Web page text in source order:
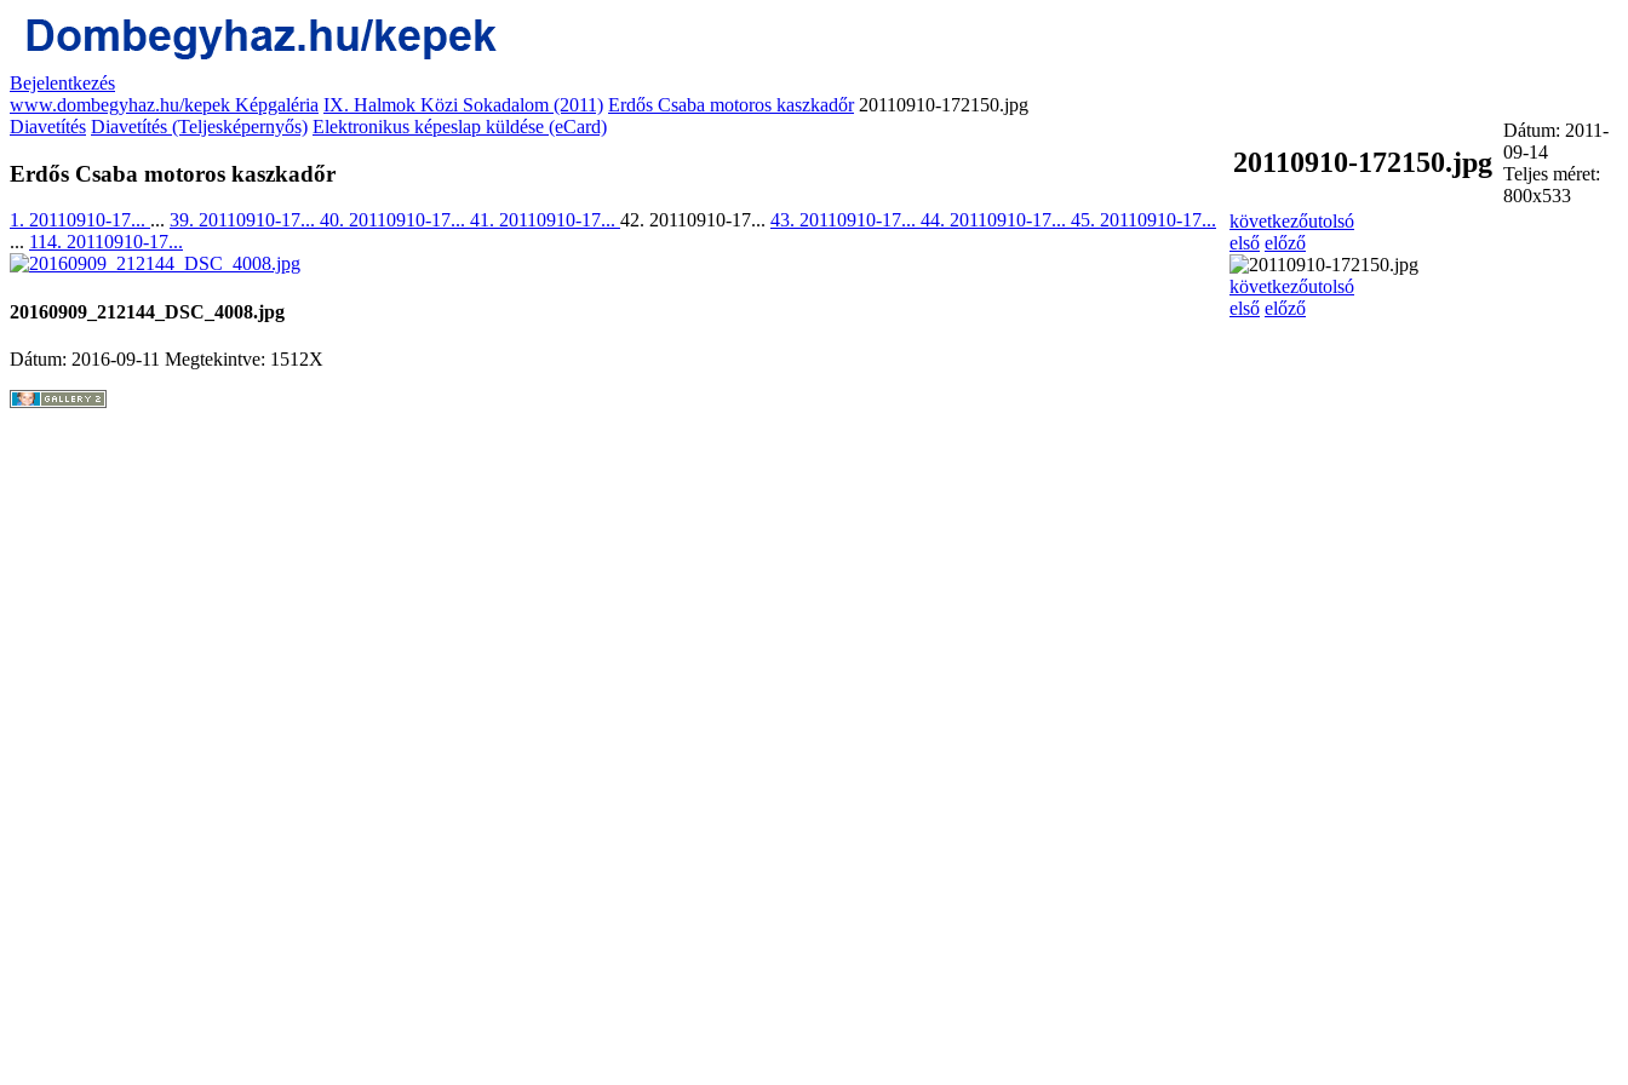
Bejelentkezés
www.dombegyhaz.hu/kepek Képgaléria IX. Halmok Közi Sokadalom (2011) Erdős Csaba motoros kaszkadőr 20110910-172150.jpg
Diavetítés Diavetítés (Teljesképernyős) Elektronikus képeslap küldése (eCard)
Erdős Csaba motoros kaszkadőr
1. 20110910-17... ... 39. 20110910-17... 40. 20110910-17... 41. 20110910-17... 42. 20110910-17... 43. 20110910-17... 44. 20110910-17... 45. 20110910-17...
... 114. 20110910-17...
20160909_212144_DSC_4008.jpg
Dátum: 2016-09-11 Megtekintve: 1512X
20110910-172150.jpg
Dátum: 2011-
09-14
Teljes méret:
800x533
következőutolsó
első előző
következőutolsó
első előző